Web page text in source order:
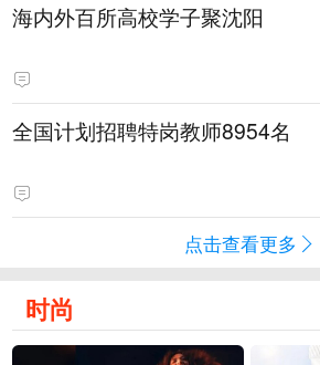
海内外百所高校学子聚沈阳
全国计划招聘特岗教师8954名
点击查看更多
时尚